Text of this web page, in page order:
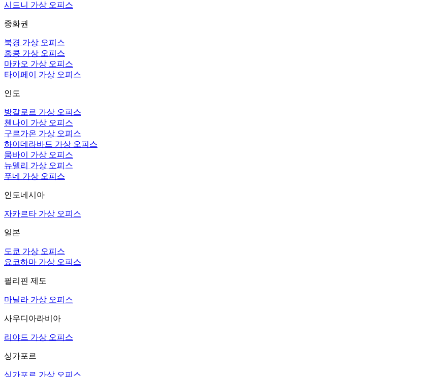
시드니 가상 오피스
중화권
북경 가상 오피스
홍콩 가상 오피스
마카오 가상 오피스
타이페이 가상 오피스
인도
방갈로르 가상 오피스
첸나이 가상 오피스
구르가온 가상 오피스
하이데라바드 가상 오피스
뭄바이 가상 오피스
뉴델리 가상 오피스
푸네 가상 오피스
인도네시아
자카르타 가상 오피스
일본
도쿄 가상 오피스
요코하마 가상 오피스
필리핀 제도
마닐라 가상 오피스
사우디아라비아
리야드 가상 오피스
싱가포르
싱가포르 가상 오피스